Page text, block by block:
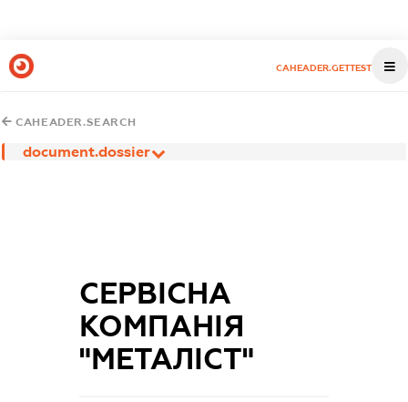
CAHEADER.GETTEST
CAHEADER.SEARCH
document.dossier
СЕРВІСНА
КОМПАНІЯ
"МЕТАЛІСТ"